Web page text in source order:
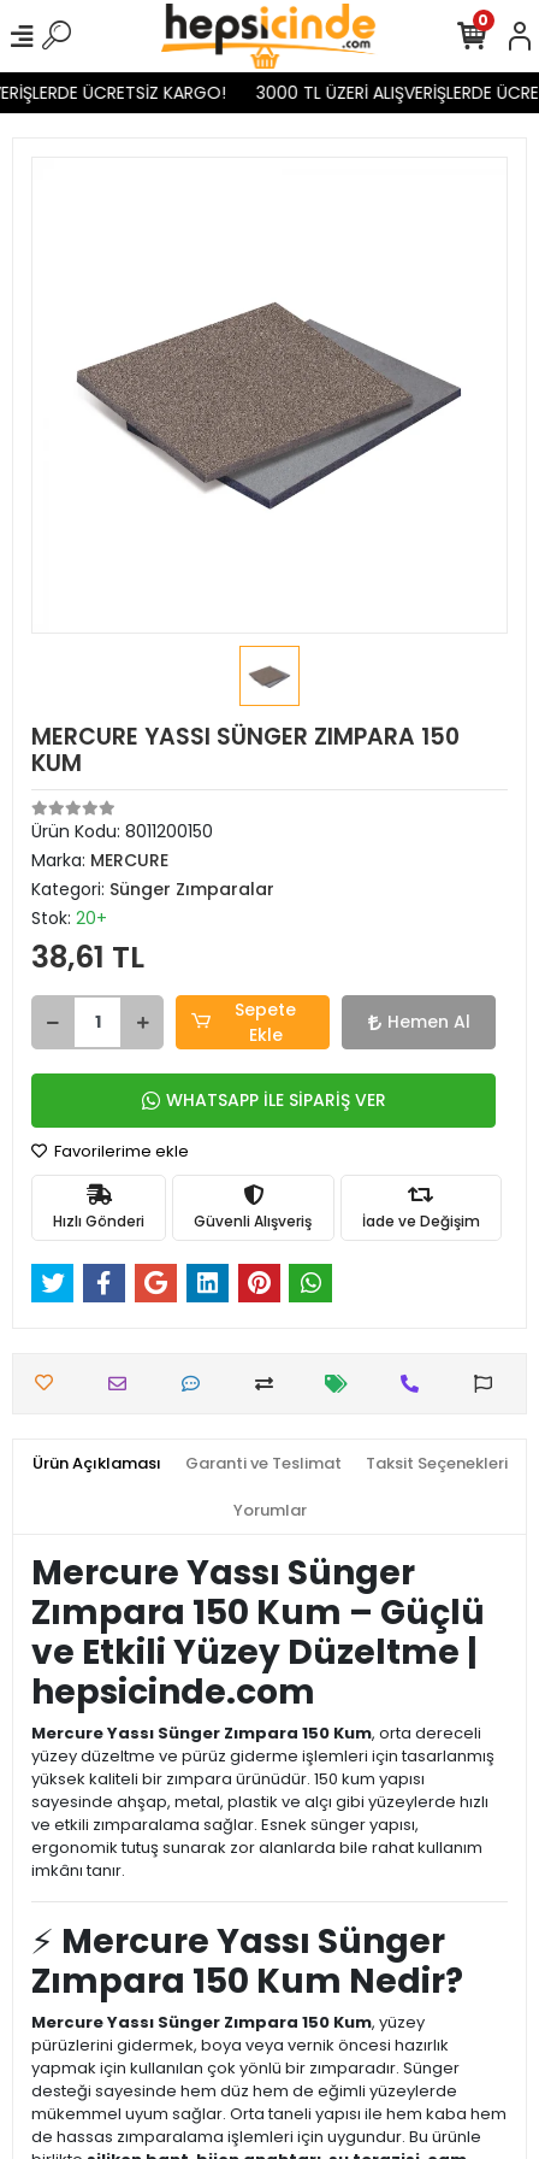
ÜCRETSİZ KARGO! 3000 TL ÜZERİ ALIŞVERİŞLERDE
0
MERCURE YASSI SÜNGER ZIMPARA 150
KUM
Ürün Kodu: 8011200150
Marka: MERCURE
Kategori: Sünger Zımparalar
Stok: 20+
38,61 TL
Sepete
Ekle
Hemen Al
WHATSAPP İLE SİPARİŞ VER
Favorilerime ekle
Hızlı Gönderi Güvenli Alışveriş İade ve Değişim
Ürün Açıklaması Garanti ve Teslimat Taksit Seçenekleri
Yorumlar
Mercure Yassı Sünger
Zımpara 150 Kum – Güçlü
ve Etkili Yüzey Düzeltme |
hepsicinde.com
Mercure Yassı Sünger Zımpara 150 Kum, orta dereceli
yüzey düzeltme ve pürüz giderme işlemleri için tasarlanmış
yüksek kaliteli bir zımpara ürünüdür. 150 kum yapısı
sayesinde ahşap, metal, plastik ve alçı gibi yüzeylerde hızlı
ve etkili zımparalama sağlar. Esnek sünger yapısı,
ergonomik tutuş sunarak zor alanlarda bile rahat kullanım
imkânı tanır.
⚡ Mercure Yassı Sünger
Zımpara 150 Kum Nedir?
Mercure Yassı Sünger Zımpara 150 Kum, yüzey
pürüzlerini gidermek, boya veya vernik öncesi hazırlık
yapmak için kullanılan çok yönlü bir zımparadır. Sünger
desteği sayesinde hem düz hem de eğimli yüzeylerde
mükemmel uyum sağlar. Orta taneli yapısı ile hem kaba hem
de hassas zımparalama işlemleri için uygundur. Bu ürünle